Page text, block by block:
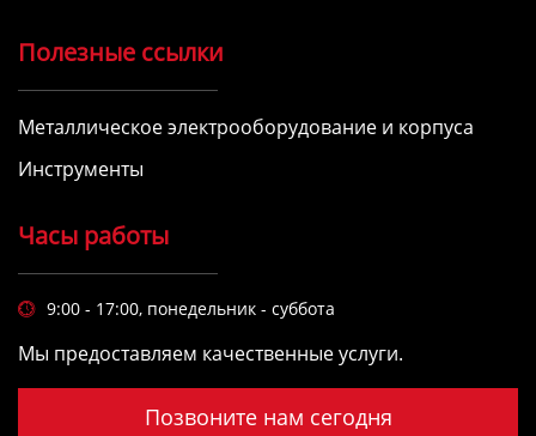
Полезные ссылки
Металлическое электрооборудование и корпуса
Инструменты
Часы работы
 9:00 - 17:00, понедельник - суббота
Мы предоставляем качественные услуги.
Позвоните нам сегодня